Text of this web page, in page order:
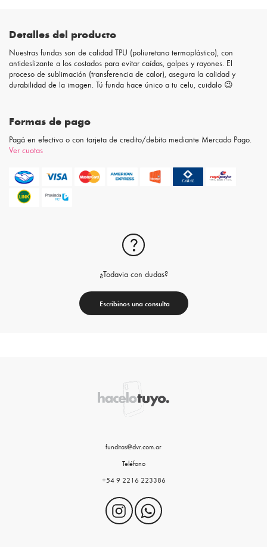
Detalles del producto
Nuestras fundas son de calidad TPU (poliuretano termoplástico), con
antideslizante a los costados para evitar caídas, golpes y rayones. El
proceso de sublimación (transferencia de calor), asegura la calidad y
durabilidad de la imagen. Tú funda hace único a tu celu, cuidalo 😉
Formas de pago
Pagá en efectivo o con tarjeta de credito/debito mediante Mercado Pago.
Ver cuotas
¿Todavia con dudas?
Escribinos una consulta
funditas@dvr.com.ar
Teléfono
+54 9 2216 223386